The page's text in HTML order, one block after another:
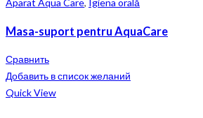
Aparat Aqua Care, Igiena orală
Masa-suport pentru AquaCare
Сравнить
Добавить в список желаний
Quick View